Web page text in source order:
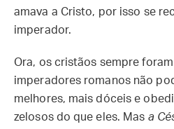
amava a Cristo, por isso se
imperador.
Ora, os cristãos sempre
imperadores romanos não
melhores, mais dóceis e
zelosos do que eles. Mas a